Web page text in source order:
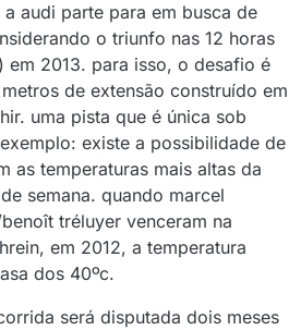
audi parte para em busca de
o triunfo nas 12 horas
em 2013. para isso, o desafio é
de extensão construído em
uma pista que é única sob
existe a possibilidade de
as temperaturas mais altas da
semana. quando marcel
tréluyer venceram na
em 2012, a temperatura
dos 40ºc.
será disputada dois meses